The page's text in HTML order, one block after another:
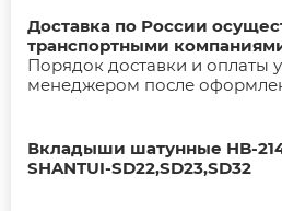
Доставка по России
транспортными
Порядок доставки и оплаты
менеджером после
Вкладыши шатунные HB-
SHANTUI-SD22,SD23,SD32